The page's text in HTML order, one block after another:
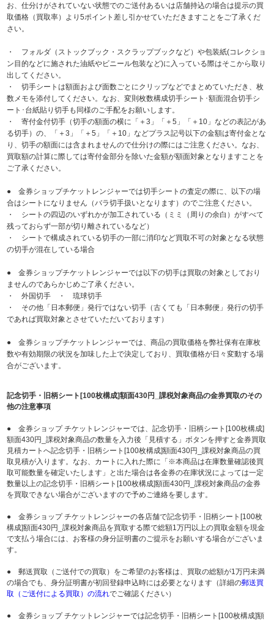
お、仕分けがされていない状態でのご送付あるいは店舗持込の場合は提示の買
取価格（買取率）より5ポイント差し引かせていただきますことをご了承くだ
さい。
・ フォルダ（ストックブック・スクラップブックなど）や包装紙(コレクショ
ン目的などに施された油紙やビニール包装など)に入っている際はそこから取り
出してください。
・ 切手シートは額面および面数ごとにクリップなどでまとめていただき、枚
数メモを添付してください。なお、変則枚数構成切手シート･額面混合切手シ
ート･台紙貼り切手も同様のご手配をお願いします。
・ 寄付金付切手（切手の額面の横に「＋3」「＋5」「＋10」などの表記があ
る切手）の、「＋3」「＋5」「＋10」などプラス記号以下の金額は寄付金とな
り、切手の額面には含まれませんので仕分けの際にはご注意ください。なお、
買取額の計算に際しては寄付金部分を除いた金額が額面対象となりますことを
ご了承ください。
● 金券ショップチケットレンジャーでは切手シートの査定の際に、以下の場
合はシートになりません（バラ切手扱いとなります）のでご注意ください。
・ シートの四辺のいずれかが加工されている（ミミ（周りの余白）がすべて
残っておらず一部が切り離されているなど）
・ シートで構成されている切手の一部に消印など買取不可の対象となる状態
の切手が混在している場合
● 金券ショップチケットレンジャーでは以下の切手は買取の対象としており
ませんのであらかじめご了承ください。
・ 外国切手 ・ 琉球切手
・ その他「日本郵便」発行ではない切手（古くても「日本郵便」発行の切手
であれば買取対象とさせていただいております）
● 金券ショップチケットレンジャーでは、商品の買取価格を弊社保有在庫枚
数や有効期限の状況を加味した上で決定しており、買取価格が日々変動する場
合がございます。
記念切手・旧柄シート[100枚構成]額面430円_課税対象商品の金券買取のその
他の注意事項
● 金券ショップ チケットレンジャーでは、記念切手・旧柄シート[100枚構成]
額面430円_課税対象商品の数量を入力後「見積する」ボタンを押すと金券買取
見積カートへ記念切手・旧柄シート[100枚構成]額面430円_課税対象商品の買
取見積が入ります。なお、カートに入れた際に「※本商品は在庫数量確認後買
取可能数量を確定いたします」と出た場合は各金券の在庫状況によっては一定
数量以上の記念切手・旧柄シート[100枚構成]額面430円_課税対象商品の金券
を買取できない場合がございますので予めご連絡を要します。
● 金券ショップ チケットレンジャーの各店舗で記念切手・旧柄シート[100枚
構成]額面430円_課税対象商品を買取する際で総額1万円以上の買取金額を現金
で支払う場合には、お客様の身分証明書のご提示をお願いする場合がございま
す。
● 郵送買取（ご送付での買取）をご希望のお客様は、買取の総額が1万円未満
の場合でも、身分証明書が初回登録申込時には必要となります（詳細の郵送買
取（ご送付による買取）の流れでご確認ください）
● 金券ショップ チケットレンジャーでは記念切手・旧柄シート[100枚構成]額